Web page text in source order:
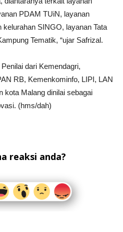
PDAM TUiN, layanan
SINGO, layanan Tata
Tematik, “ujar Safrizal.
dari Kemendagri,
RB, Kemenkominfo, LIPI, LAN
kota Malang dinilai sebagai
(hms/dah)
reaksi anda?